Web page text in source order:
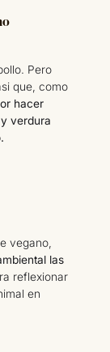
Pero
que, como
hacer
verdura
vegano,
las
reflexionar
en